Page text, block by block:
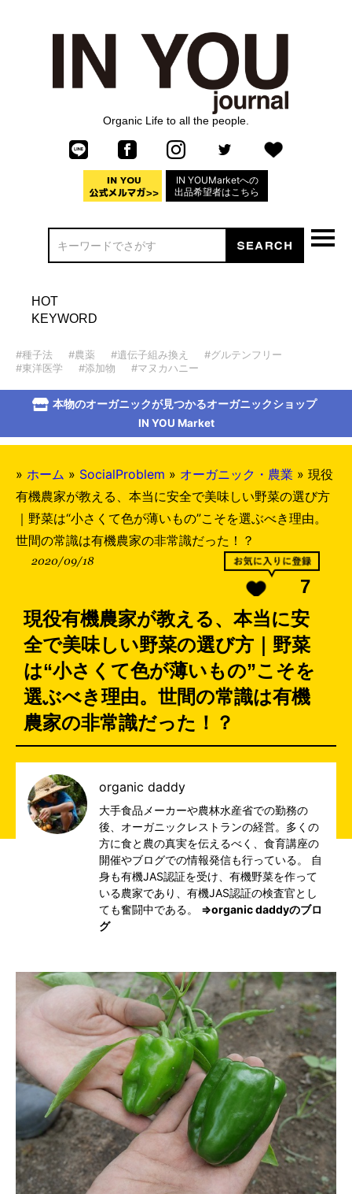
Organic Life to all the people.
IN YOUMarketへの
出品希望者はこちら
HOT
KEYWORD
#種子法 #農薬 #遺伝子組み換え
#グルテンフリー
#東洋医学
#添加物 #マヌカハニー
本物のオーガニックが見つかるオーガニックショップ
IN YOU Market
» ホーム » SocialProblem » オーガニック・農業 » 現役
有機農家が教える、本当に安全で美味しい野菜の選び方
｜野菜は“小さくて色が薄いもの”こそを選ぶべき理由。
世間の常識は有機農家の非常識だった！？
2020/09/18
7
現役有機農家が教える、本当に安
全で美味しい野菜の選び方｜野菜
は“小さくて色が薄いもの”こそを
選ぶべき理由。世間の常識は有機
農家の非常識だった！？
organic daddy
大手食品メーカーや農林水産省での勤務の
後、オーガニックレストランの経営。多くの
方に食と農の真実を伝えるべく、食育講座の
開催やブログでの情報発信も行っている。 自
身も有機JAS認証を受け、有機野菜を作って
いる農家であり、有機JAS認証の検査官とし
ても奮闘中である。 ⇒organic daddyのブロ
グ